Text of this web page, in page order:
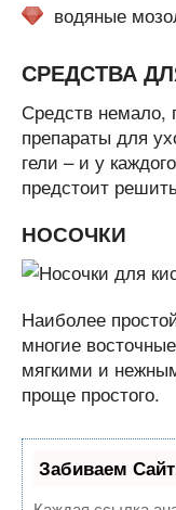
водяные
СРЕДСТВА
Средств немало,
препараты для
гели – и у
предстоит
НОСОЧКИ
Наиболее
многие
мягкими и
проще простого.
Забиваем